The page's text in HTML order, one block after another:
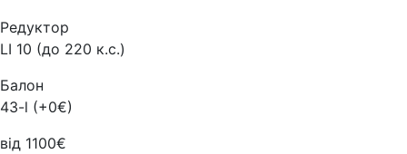
Редуктор
LI 10 (до 220 к.с.)
Балон
43-l (+0€)
від 1100€